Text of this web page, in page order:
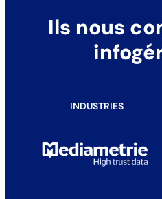
Ils nous
INDUSTRIES